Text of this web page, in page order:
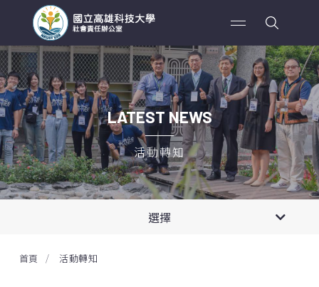
LATEST NEWS
活動轉知
選擇
全部消息
首頁 活動轉知